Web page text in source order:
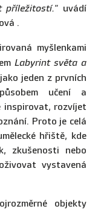
příležitostí.“ uvádí
.
myšlenkami
Labyrint světa a
jeden z prvních
učení a
inspirovat, rozvíjet
Proto je celá
hřiště, kde
zkušenosti nebo
vystavená
objekty